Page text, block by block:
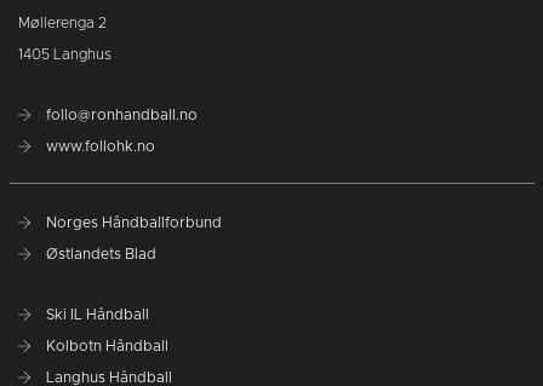
Møllerenga 2
1405 Langhus
follo@ronhandball.no
www.follohk.no
Norges Håndballforbund
Østlandets Blad
Ski IL Håndball
Kolbotn Håndball
Langhus Håndball